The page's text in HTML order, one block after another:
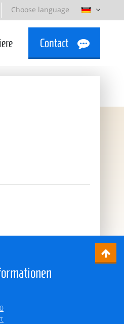
Choose language
Contact